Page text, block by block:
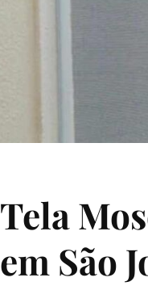
Tela
em São